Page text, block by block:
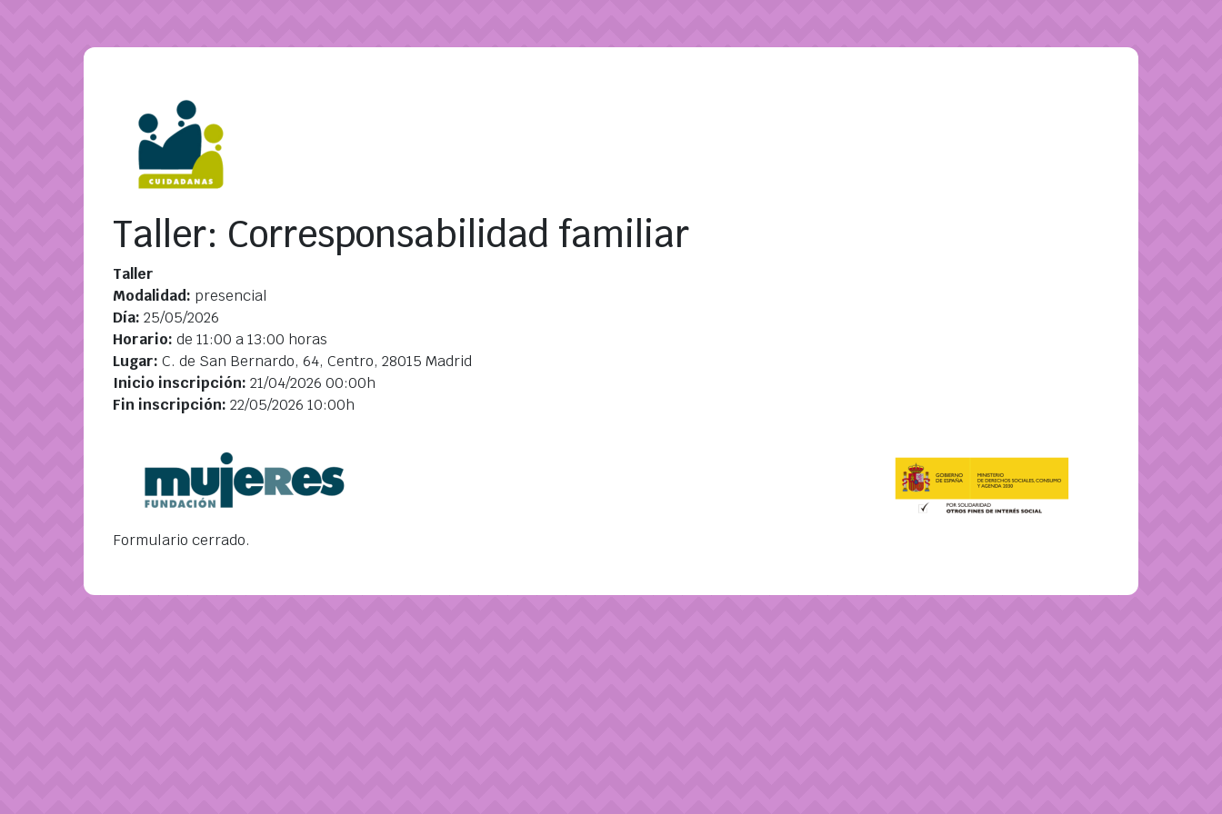
Taller: Corresponsabilidad familiar
Taller
Modalidad: presencial
Día: 25/05/2026
Horario: de 11:00 a 13:00 horas
Lugar: C. de San Bernardo, 64, Centro, 28015 Madrid
Inicio inscripción: 21/04/2026 00:00h
Fin inscripción: 22/05/2026 10:00h
Formulario cerrado.